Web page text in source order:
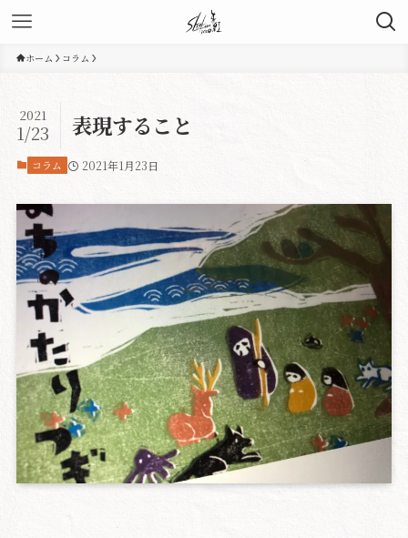
ホーム コラム
表現すること
2021
1/23
コラム 2021年1月23日